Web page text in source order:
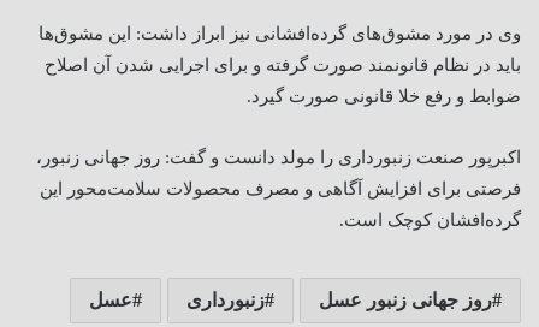
وی در مورد مشوق‌های گرده‌افشانی نیز ابراز داشت: این مشوق‌ها
باید در نظام قانونمند صورت گرفته و برای اجرایی شدن آن اصلاح
ضوابط و رفع خلا قانونی صورت گیرد.
اکبرپور صنعت زنبورداری را مولد دانست و گفت: روز جهانی زنبور،
فرصتی برای افزایش آگاهی و مصرف محصولات سلامت‌محور این
گرده‌افشان کوچک است.
روز جهانی زنبور عسل زنبورداری عسل